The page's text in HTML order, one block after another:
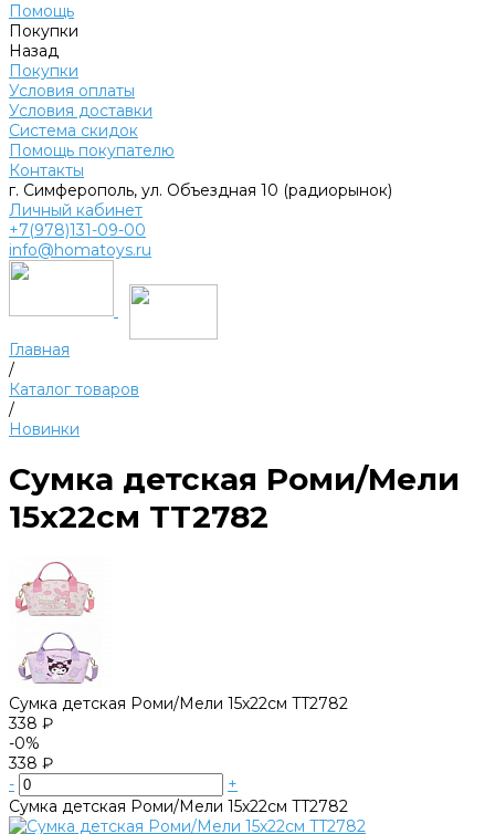
Помощь
Покупки
Назад
Покупки
Условия оплаты
Условия доставки
Система скидок
Помощь покупателю
Контакты
г. Симферополь, ул. Объездная 10 (радиорынок)
Личный кабинет
+7(978)131-09-00
info@homatoys.ru
Главная
/
Каталог товаров
/
Новинки
Сумка детская Роми/Мели
15х22см TT2782
Сумка детская Роми/Мели 15х22см TT2782
338 ₽
-0%
338 ₽
-
+
Сумка детская Роми/Мели 15х22см TT2782